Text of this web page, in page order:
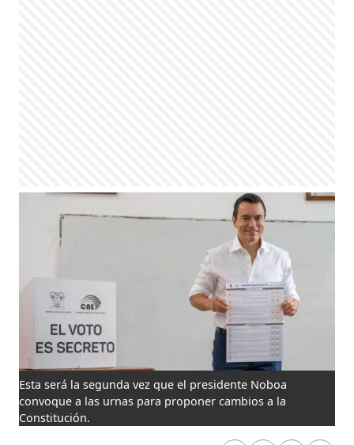
Esta será la segunda vez que el presidente Noboa
convoque a las urnas para proponer cambios a la
Constitución.